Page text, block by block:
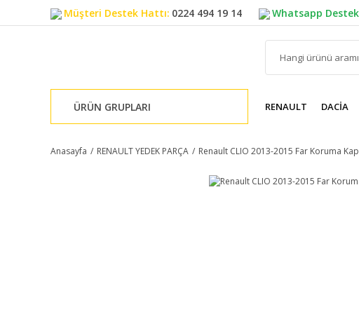
Müşteri Destek Hattı: 0224 494 19 14 Whatsapp
ÜRÜN GRUPLARI RENAULT DACIA
Anasayfa RENAULT YEDEK PARÇA Renault CLIO 2013-2015 Far Koruma